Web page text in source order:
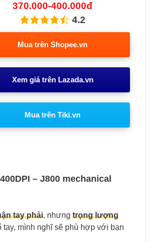
370.000-400.000đ
4.2
Mua trên Shopee.vn
Xem giá trên Lazada.vn
Mua trên Tiki.vn
– J800 mechanical
tay phải, nhưng trọng lượng
mình nghĩ sẽ phù hợp với bạn